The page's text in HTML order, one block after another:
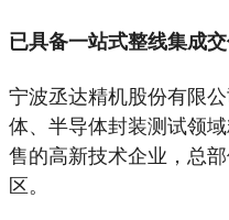
已具备一站式整线集成
宁波丞达精机股份有限
体、半导体封装测试领
售的高新技术企业，总
区。